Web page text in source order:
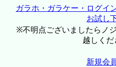
ガラホ・ガラケー・ログイ
お試し
※不明点ございましたらノ
越しくだ
新規会